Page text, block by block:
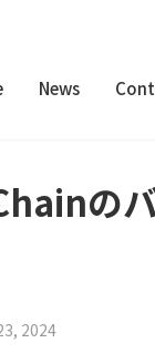
News
の
2024